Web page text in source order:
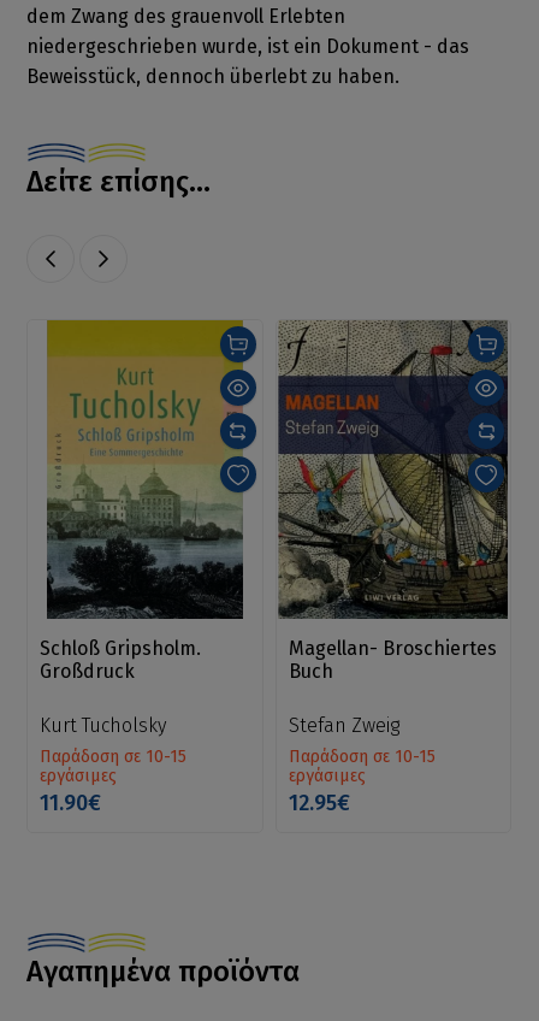
dem Zwang des grauenvoll Erlebten
niedergeschrieben wurde, ist ein Dokument - das
Beweisstück, dennoch überlebt zu haben.
Δείτε επίσης...
Schloß Gripsholm.
Großdruck
Kurt Tucholsky
Παράδοση σε 10-15
εργάσιμες
11.90€
Magellan- Broschiertes
Buch
Stefan Zweig
Παράδοση σε 10-15
εργάσιμες
12.95€
Αγαπημένα προϊόντα